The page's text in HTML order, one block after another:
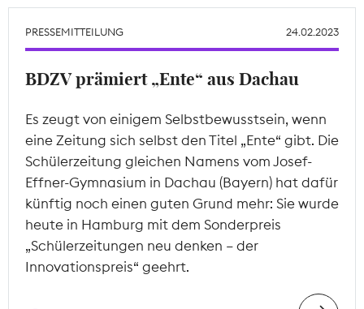
PRESSEMITTEILUNG 24.02.2023
BDZV prämiert „Ente“ aus Dachau
Es zeugt von einigem Selbstbewusstsein, wenn
eine Zeitung sich selbst den Titel „Ente“ gibt. Die
Schülerzeitung gleichen Namens vom Josef-
Effner-Gymnasium in Dachau (Bayern) hat dafür
künftig noch einen guten Grund mehr: Sie wurde
heute in Hamburg mit dem Sonderpreis
„Schülerzeitungen neu denken – der
Innovationspreis“ geehrt.